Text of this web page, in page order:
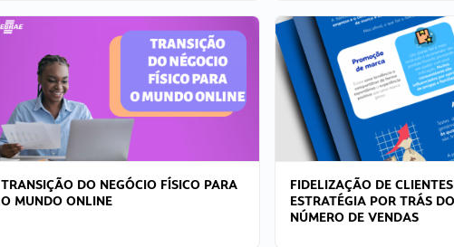
TRANSIÇÃO DO NEGÓCIO FÍSICO PARA
O MUNDO ONLINE
FIDELIZAÇÃO DE
ESTRATÉGIA POR TRÁS
NÚMERO DE VENDAS